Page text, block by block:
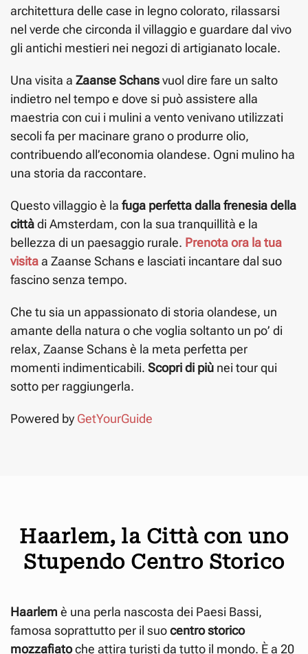
architettura delle case in legno colorato, rilassarsi
nel verde che circonda il villaggio e guardare dal vivo
gli antichi mestieri nei negozi di artigianato locale.
Una visita a Zaanse Schansvuol dire fare un salto
indietro nel tempo e dove si può assistere alla
maestria con cui i mulini a vento venivano utilizzati
secoli fa per macinare grano o produrre olio,
contribuendo all’economia olandese. Ogni mulino ha
una storia da raccontare.
Questo villaggio è la fuga perfetta dalla frenesia della
cittàdi Amsterdam, con la sua tranquillità e la
bellezza di un paesaggio rurale. Prenota ora la tua
visitaa Zaanse Schans e lasciati incantare dal suo
fascino senza tempo.
Che tu sia un appassionato di storia olandese, un
amante della natura o che voglia soltanto un po’ di
relax, Zaanse Schans è la meta perfetta per
momenti indimenticabili. Scopri di più nei tour qui
sotto per raggiungerla.
Powered by GetYourGuide
Haarlem, la Città con uno
Stupendo Centro Storico
Haarlem è una perla nascosta dei Paesi Bassi,
famosa soprattutto per il suocentro storico
mozzafiatoche attira turisti da tutto il mondo. È a 20